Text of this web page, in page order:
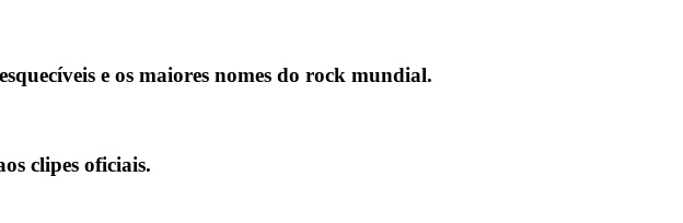
e os maiores nomes do rock mundial.
clipes oficiais.